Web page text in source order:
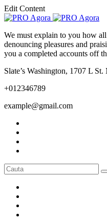
Edit Content
We must explain to you how
denouncing pleasures and
you a completed accounts off
Slate’s Washington, 1707 L
+012346789
example@gmail.com